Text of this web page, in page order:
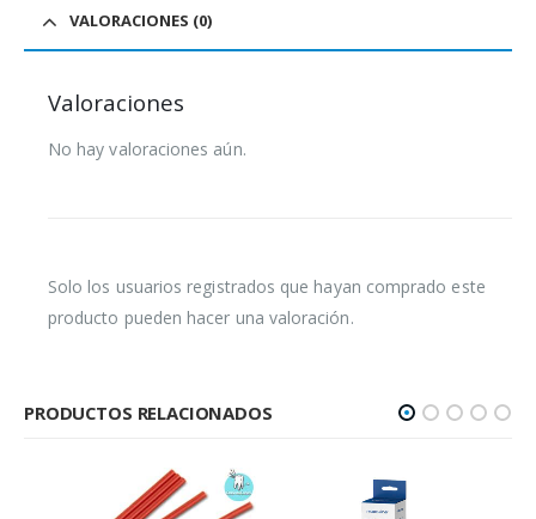
VALORACIONES (0)
Valoraciones
No hay valoraciones aún.
Solo los usuarios registrados que hayan comprado este
producto pueden hacer una valoración.
PRODUCTOS RELACIONADOS